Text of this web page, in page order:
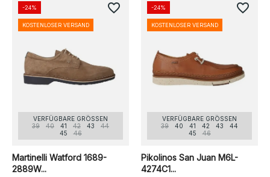
VERFÜGBARE GRÖSSEN
39
40 41 42 43
44
45
46
Martinelli Watford 1689-
2889W...
-24%
KOSTENLOSER VERSAND
favorite_border
VERFÜGBARE GRÖSSEN
39
40 41 42 43
44
45
46
Pikolinos San Juan M6L-
4274C1...
-24%
KOSTENLOSER VERSAND
favorite_border